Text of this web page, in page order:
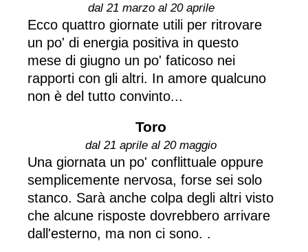
dal 21 marzo al 20 aprile
Ecco quattro giornate utili per ritrovare
un po' di energia positiva in questo
mese di giugno un po' faticoso nei
rapporti con gli altri. In amore qualcuno
non è del tutto convinto...
Toro
dal 21 aprile al 20 maggio
Una giornata un po' conflittuale oppure
semplicemente nervosa, forse sei solo
stanco. Sarà anche colpa degli altri visto
che alcune risposte dovrebbero arrivare
dall'esterno, ma non ci sono. .